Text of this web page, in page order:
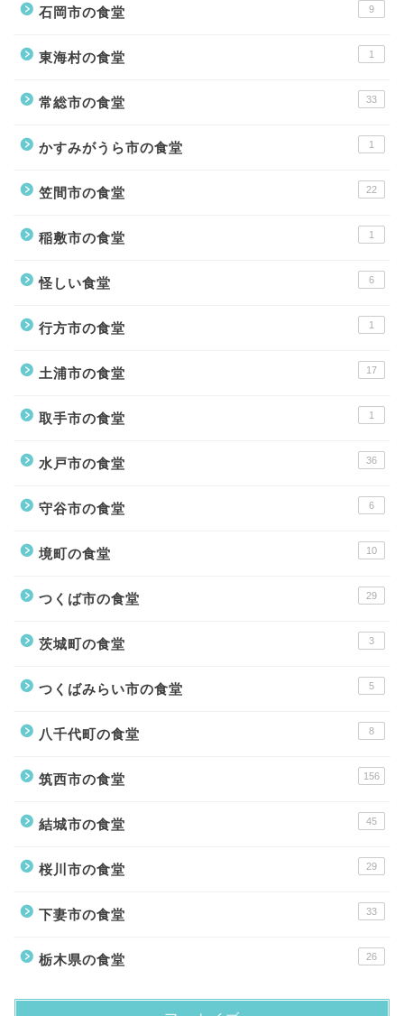
石岡市の食堂 9
東海村の食堂 1
常総市の食堂 33
かすみがうら市の食堂 1
笠間市の食堂 22
稲敷市の食堂 1
怪しい食堂 6
行方市の食堂 1
土浦市の食堂 17
取手市の食堂 1
水戸市の食堂 36
守谷市の食堂 6
境町の食堂 10
つくば市の食堂 29
茨城町の食堂 3
つくばみらい市の食堂 5
八千代町の食堂 8
筑西市の食堂 156
結城市の食堂 45
桜川市の食堂 29
下妻市の食堂 33
栃木県の食堂 26